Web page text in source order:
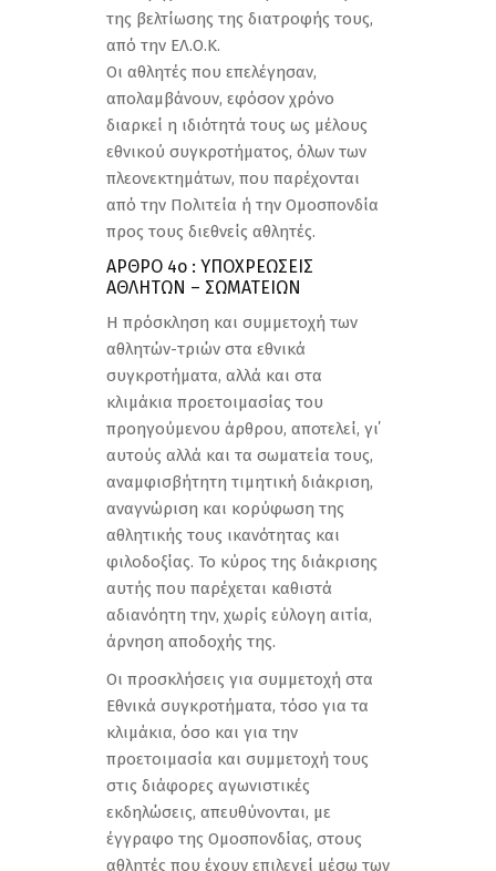
της βελτίωσης της διατροφής τους,
από την ΕΛ.Ο.Κ.
Οι αθλητές που επελέγησαν,
απολαμβάνουν, εφόσον χρόνο
διαρκεί η ιδιότητά τους ως μέλους
εθνικού συγκροτήματος, όλων των
πλεονεκτημάτων, που παρέχονται
από την Πολιτεία ή την Ομοσπονδία
προς τους διεθνείς αθλητές.
ΑΡΘΡΟ 4ο : ΥΠΟΧΡΕΩΣΕΙΣ
ΑΘΛΗΤΩΝ – ΣΩΜΑΤΕΙΩΝ
Η πρόσκληση και συμμετοχή των
αθλητών-τριών στα εθνικά
συγκροτήματα, αλλά και στα
κλιμάκια προετοιμασίας του
προηγούμενου άρθρου, αποτελεί, γι΄
αυτούς αλλά και τα σωματεία τους,
αναμφισβήτητη τιμητική διάκριση,
αναγνώριση και κορύφωση της
αθλητικής τους ικανότητας και
φιλοδοξίας. Το κύρος της διάκρισης
αυτής που παρέχεται καθιστά
αδιανόητη την, χωρίς εύλογη αιτία,
άρνηση αποδοχής της.
Οι προσκλήσεις για συμμετοχή στα
Εθνικά συγκροτήματα, τόσο για τα
κλιμάκια, όσο και για την
προετοιμασία και συμμετοχή τους
στις διάφορες αγωνιστικές
εκδηλώσεις, απευθύνονται, με
έγγραφο της Ομοσπονδίας, στους
αθλητές που έχουν επιλεγεί μέσω των